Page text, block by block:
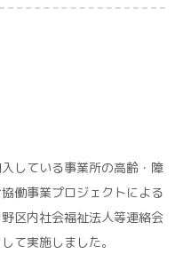
している事業所の高齢・障
働事業プロジェクトによる
区内社会福祉法人等連絡会
て実施しました。